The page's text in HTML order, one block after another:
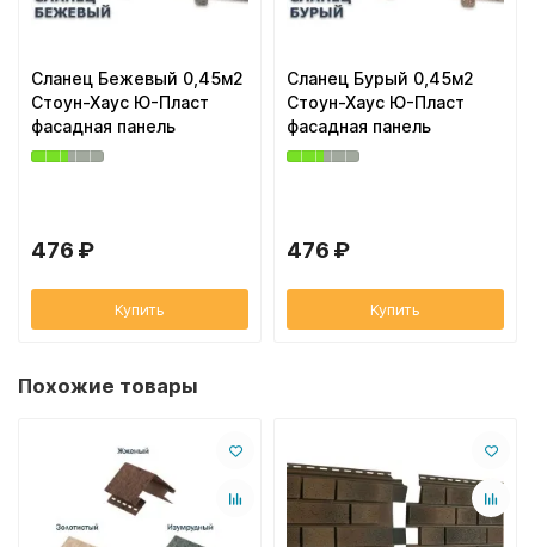
Сланец Бежевый 0,45м2
Стоун-Хаус Ю-Пласт
фасадная панель
476 ₽
Купить
Сланец Бурый 0,45м2
Стоун-Хаус Ю-Пласт
фасадная панель
476 ₽
Купить
Похожие товары